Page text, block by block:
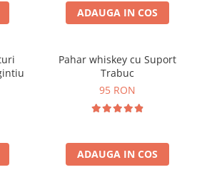
ADAUGA IN COS
Pahar whiskey cu Suport
Trabuc
95 RON
ADAUGA IN COS